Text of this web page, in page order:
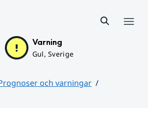
Varning
Gul, Sverige
och varningar